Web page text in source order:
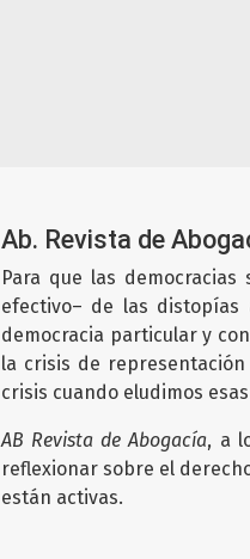
Ab. Revista de
Para que las
efectivo– de las
democracia particular y
la crisis de
crisis cuando eludimos
AB Revista de Abogacía, a
reflexionar sobre el
están activas.